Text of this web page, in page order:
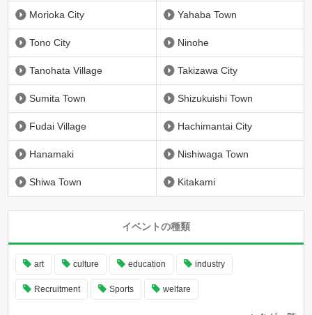
Morioka City Yahaba Town
Tono City Ninohe
Tanohata Village Takizawa City
Sumita Town Shizukuishi Town
Fudai Village Hachimantai City
Hanamaki Nishiwaga Town
Shiwa Town Kitakami
イベントの種類
art culture education industry
Recruitment Sports welfare